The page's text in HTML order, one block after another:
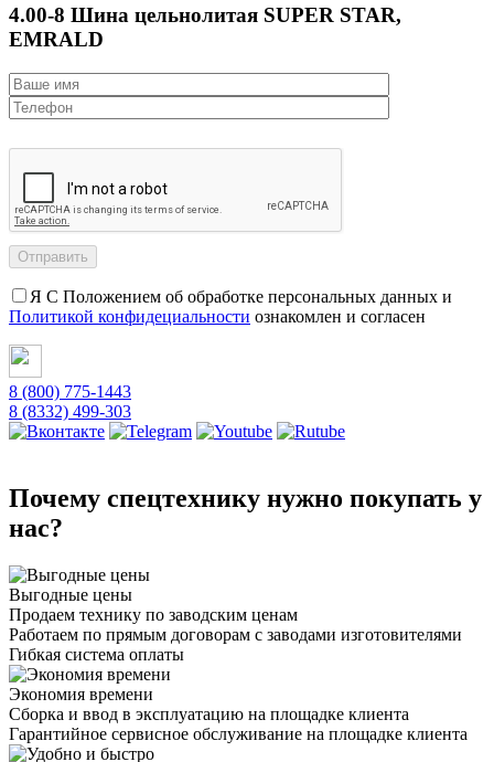
4.00-8 Шина цельнолитая SUPER STAR,
EMRALD
Я С Положением об обработке персональных данных и
Политикой конфидециальности ознакомлен и согласен
8 (800) 775-1443
8 (8332) 499-303
Почему спецтехнику нужно покупать у
нас?
Выгодные цены
Продаем технику по заводским ценам
Работаем по прямым договорам с заводами изготовителями
Гибкая система оплаты
Экономия времени
Сборка и ввод в эксплуатацию на площадке клиента
Гарантийное сервисное обслуживание на площадке клиента